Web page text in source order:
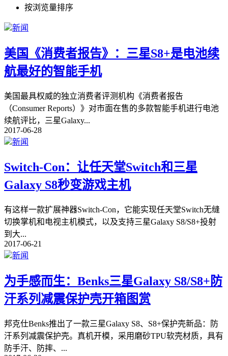
按浏览量排序
新闻
美国《消费者报告》：三星S8+是电池续
航最好的智能手机
美国最具权威的独立消费者评测机构《消费者报告
（Consumer Reports）》对市面在售的多款智能手机进行电池
续航评比，三星Galaxy...
2017-06-28
新闻
Switch-Con：让任天堂Switch和三星
Galaxy S8秒变游戏主机
有这样一款扩展神器Switch-Con，它能实现任天堂Switch无缝
切换掌机和电视主机模式，以及支持三星Galaxy S8/S8+投射
到大...
2017-06-21
新闻
为手感而生：Benks三星Galaxy S8/S8+防
汗系列减震保护壳开箱图赏
邦克仕Benks推出了一款三星Galaxy S8、S8+保护壳新品：防
汗系列减震保护壳。真机开模，采用磨砂TPU软壳材质，具有
防手汗、防摔、 ...